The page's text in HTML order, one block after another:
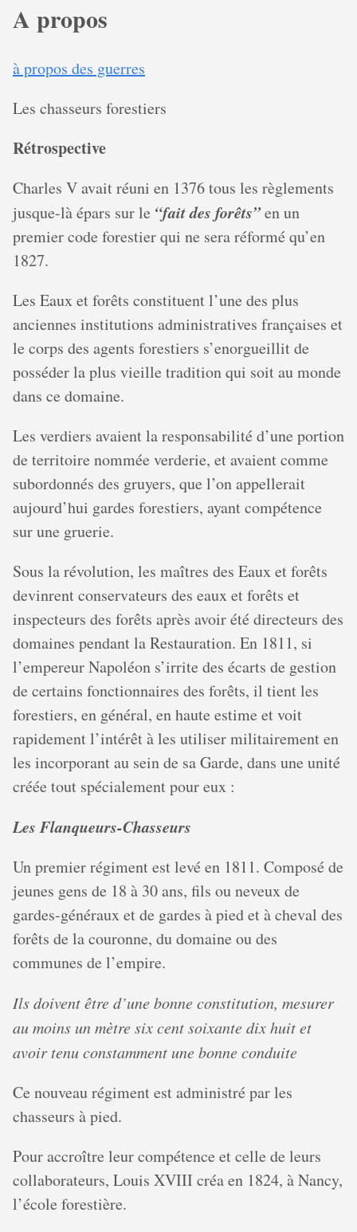
A propos
à propos des guerres
Les chasseurs forestiers
Rétrospective
Charles V avait réuni en 1376 tous les règlements
jusque-là épars sur le “fait des forêts”en un
premier code forestier qui ne sera réformé qu’en
1827.
Les Eaux et forêts constituent l’une des plus
anciennes institutions administratives françaises et
le corps des agents forestiers s’enorgueillit de
posséder la plus vieille tradition qui soit au monde
dans ce domaine.
Les verdiers avaient la responsabilité d’une portion
de territoire nommée verderie, et avaient comme
subordonnés des gruyers, que l’on appellerait
aujourd’hui gardes forestiers, ayant compétence
sur une gruerie.
Sous la révolution, les maîtres des Eaux et forêts
devinrent conservateurs des eaux et forêts et
inspecteurs des forêts après avoir été directeurs des
domaines pendant la Restauration. En 1811, si
l’empereur Napoléon s’irrite des écarts de gestion
de certains fonctionnaires des forêts, il tient les
forestiers, en général, en haute estime et voit
rapidement l’intérêt à les utiliser militairement en
les incorporant au sein de sa Garde, dans une unité
créée tout spécialement pour eux :
Les Flanqueurs-Chasseurs
Un premier régiment est levé en 1811. Composé de
jeunes gens de 18 à 30 ans, fils ou neveux de
gardes-généraux et de gardes à pied et à cheval des
forêts de la couronne, du domaine ou des
communes de l’empire.
Ils doivent être d’une bonne constitution, mesurer
au moins un mètre six cent soixante dix huit et
avoir tenu constamment une bonne conduite
Ce nouveau régiment est administré par les
chasseurs à pied.
Pour accroître leur compétence et celle de leurs
collaborateurs, Louis XVIII créa en 1824, à Nancy,
l’école forestière.